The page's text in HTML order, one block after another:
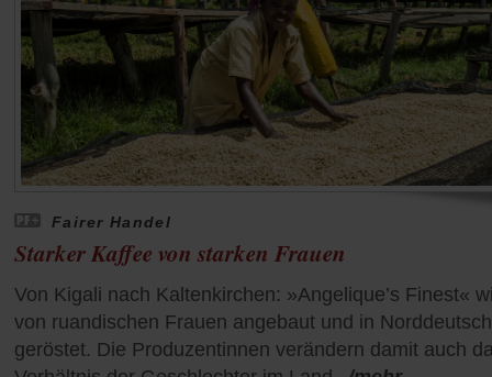
Fairer Handel
Starker Kaffee von starken Frauen
Von Kigali nach Kaltenkirchen: »Angelique’s Finest«
von ruandischen Frauen angebaut und in
geröstet. Die Produzentinnen verändern damit auch